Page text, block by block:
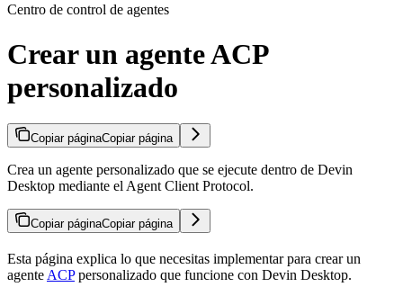
Centro de control de agentes
Crear un agente ACP
personalizado
Copiar páginaCopiar página
Crea un agente personalizado que se ejecute dentro de Devin
Desktop mediante el Agent Client Protocol.
Copiar páginaCopiar página
Esta página explica lo que necesitas implementar para crear un
agente ACPpersonalizado que funcione con Devin Desktop.